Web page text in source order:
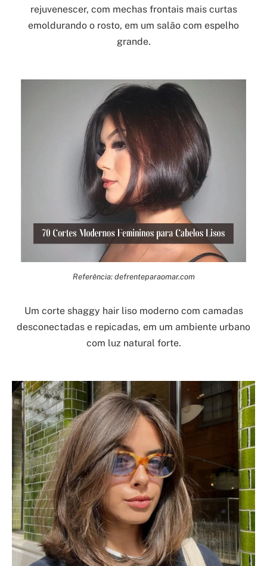
rejuvenescer, com mechas frontais mais curtas
emoldurando o rosto, em um salão com espelho
grande.
Referência: defrenteparaomar.com
Um corte shaggy hair liso moderno com camadas
desconectadas e repicadas, em um ambiente urbano
com luz natural forte.